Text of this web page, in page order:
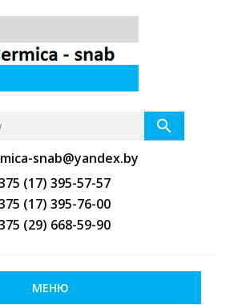
snab@yandex.by
(17) 395-57-57
(17) 395-76-00
(29) 668-59-90
МЕНЮ